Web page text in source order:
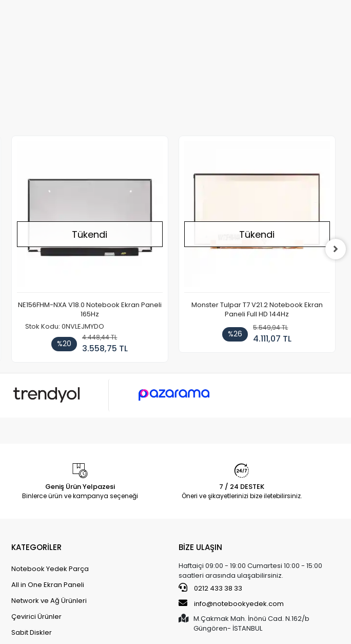
Tükendi
NE156FHM-NXA V18.0 Notebook Ekran Paneli
165Hz
Stok Kodu: 0NVLEJMYDO
%20
4.448,44 TL
3.558,75 TL
Tükendi
Monster Tulpar T7 V21.2 Notebook Ekran
Paneli Full HD 144Hz
%26
5.549,94 TL
4.111,07 TL
Geniş Ürün Yelpazesi
Binlerce ürün ve kampanya seçeneği
7 / 24 DESTEK
Öneri ve şikayetlerinizi bize iletebilirsiniz.
KATEGORİLER
Notebook Yedek Parça
All in One Ekran Paneli
Network ve Ağ Ürünleri
Çevirici Ürünler
Sabit Diskler
BİZE ULAŞIN
Haftaiçi 09:00 - 19:00 Cumartesi 10:00 - 15:00
saatleri arasında ulaşabilirsiniz.
0212 433 38 33
info@notebookyedek.com
M.Çakmak Mah. İnönü Cad. N.162/b
Güngören- İSTANBUL